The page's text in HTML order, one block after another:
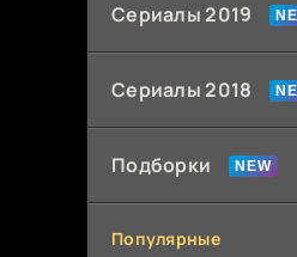
Сериалы 2019
Сериалы 2018
Подборки
Популярные